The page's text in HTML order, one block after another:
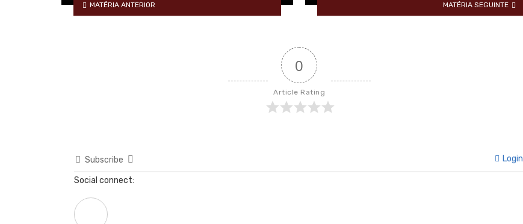
MATÉRIA ANTERIOR MATÉRIA SEGUINTE
0
Article Rating
Subscribe Login
Social connect: